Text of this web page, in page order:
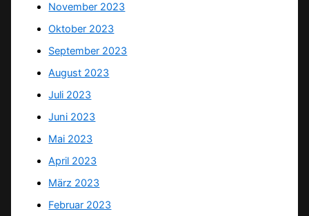
November 2023
Oktober 2023
September 2023
August 2023
Juli 2023
Juni 2023
Mai 2023
April 2023
März 2023
Februar 2023